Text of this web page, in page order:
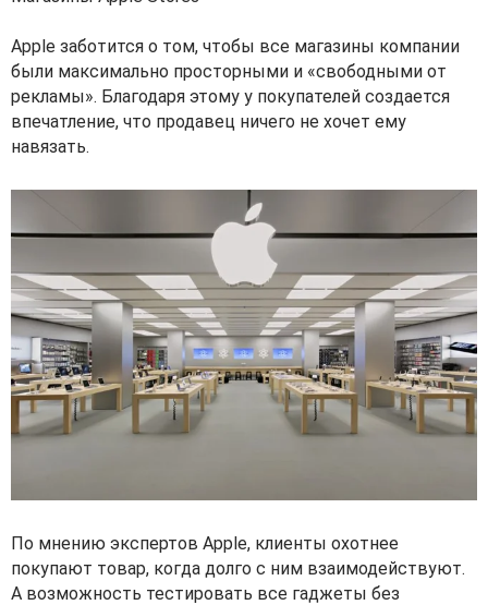
Apple заботится о том, чтобы все магазины компании
были максимально просторными и «свободными от
рекламы». Благодаря этому у покупателей создается
впечатление, что продавец ничего не хочет ему
навязать.
По мнению экспертов Apple, клиенты охотнее
покупают товар, когда долго с ним взаимодействуют.
А возможность тестировать все гаджеты без